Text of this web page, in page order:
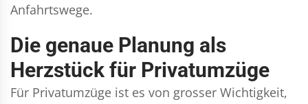
Anfahrtswege.
Die genaue Planung als
Herzstück für Privatumzüge
Für Privatumzüge ist es von grosser Wichtigkeit,